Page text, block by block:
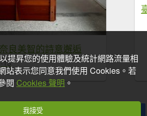
良美智的詩意邂逅
13
收藏
提昇您的使用體驗及統計網路流量相
站表示您同意我們使用 Cookies。若
閱 Cookies 聲明 。
我接受